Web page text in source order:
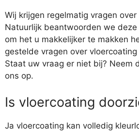
Wij krijgen regelmatig vragen
Natuurlijk beantwoorden we
om het u makkelijker te makken
gestelde vragen over
Staat uw vraag er niet bij? Neem
ons op.
Is vloercoating
Ja vloercoating kan volledig